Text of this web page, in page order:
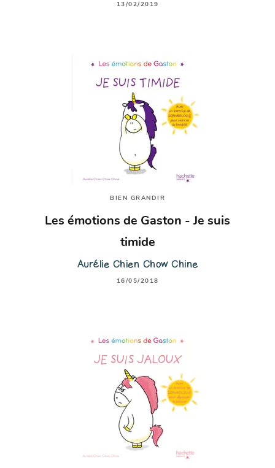
13/02/2019
BIEN GRANDIR
Les émotions de Gaston - Je suis
timide
Aurélie Chien Chow Chine
16/05/2018